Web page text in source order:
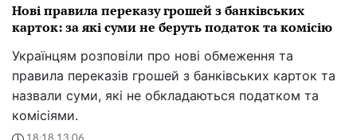
Нові правила переказу грошей з банківських
карток: за які суми не беруть податок та комісію
Українцям розповіли про нові обмеження та
правила переказів грошей з банківських карток та
назвали суми, які не обкладаються податком та
комісіями.